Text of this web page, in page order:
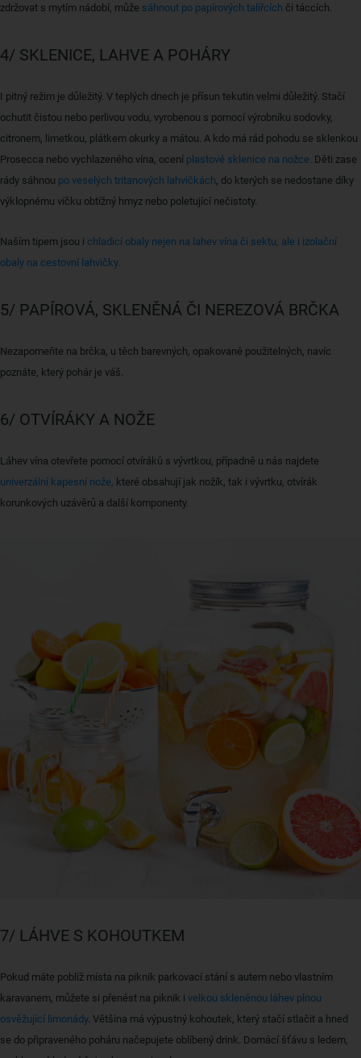
zdržovat s mytím nádobí, může sáhnout po papírových talířcích či táccích.
4/ SKLENICE, LAHVE A POHÁRY
I pitný režim je důležitý. V teplých dnech je přísun tekutin velmi důležitý. Stačí
ochutit čistou nebo perlivou vodu, vyrobenou s pomocí výrobníku sodovky,
citronem, limetkou, plátkem okurky a mátou. A kdo má rád pohodu se sklenkou
Prosecca nebo vychlazeného vína, ocení plastové sklenice na nožce . Děti zase
rády sáhnou po veselých tritanových lahvičkách , do kterých se nedostane díky
výklopnému víčku obtížný hmyz nebo poletující nečistoty.
Naším tipem jsou i chladicí obaly nejen na lahev vína či sektu, ale i izolační
obaly na cestovní lahvičky.
5/ PAPÍROVÁ, SKLENĚNÁ ČI NEREZOVÁ BRČKA
Nezapomeňte na brčka, u těch barevných, opakovaně použitelných, navíc
poznáte, který pohár je váš.
6/ OTVÍRÁKY A NOŽE
Láhev vína otevřete pomocí otvíráků s vývrtkou, případně u nás najdete
univerzální kapesní nože, které obsahují jak nožík, tak i vývrtku, otvírák
korunkových uzávěrů a další komponenty.
7/ LÁHVE S KOHOUTKEM
Pokud máte poblíž místa na piknik parkovací stání s autem nebo vlastním
karavanem, můžete si přenést na piknik i velkou skleněnou láhev plnou
osvěžující limonády. Většina má výpustný kohoutek, který stačí stlačit a hned
se do připraveného poháru načepujete oblíbený drink. Domácí šťávu s ledem,